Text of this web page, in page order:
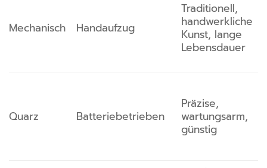
Mechanisch Handaufzug
Traditionell,
handwerkliche
Kunst, lange
Lebensdauer
Quarz Batteriebetrieben
Präzise,
wartungsarm,
günstig